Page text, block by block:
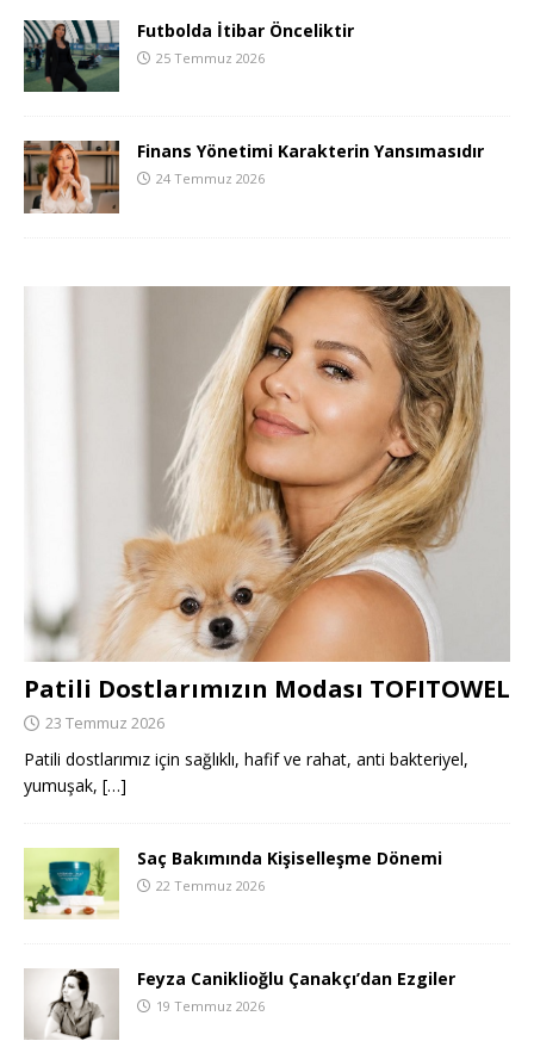
Futbolda İtibar Önceliktir
25 Temmuz 2026
Finans Yönetimi Karakterin Yansımasıdır
24 Temmuz 2026
Patili Dostlarımızın Modası TOFITOWEL
23 Temmuz 2026
Patili dostlarımız için sağlıklı, hafif ve rahat, anti bakteriyel,
yumuşak, […]
Saç Bakımında Kişiselleşme Dönemi
22 Temmuz 2026
Feyza Caniklioğlu Çanakçı’dan Ezgiler
19 Temmuz 2026